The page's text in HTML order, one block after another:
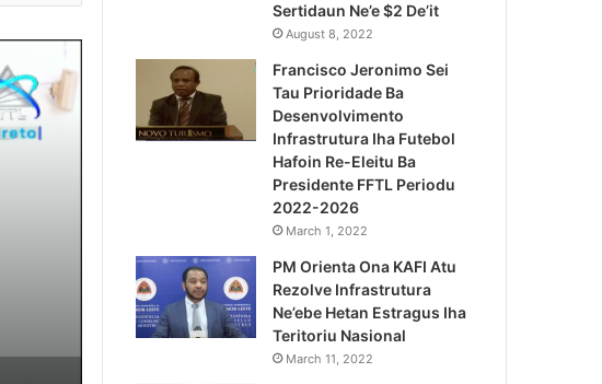
Kazu Transferénsia
Singapura, Advogadu
Sertidaun Ne’e $2 De’it
August 8, 2022
Francisco Jeronimo Sei
Tau Prioridade Ba
Desenvolvimento
Infrastrutura Iha Futebol
Hafoin Re-Eleitu Ba
Presidente FFTL Periodu
2022-2026
March 1, 2022
PM Orienta Ona KAFI Atu
Rezolve Infrastrutura
Ne’ebe Hetan Estragus Iha
Teritoriu Nasional
March 11, 2022